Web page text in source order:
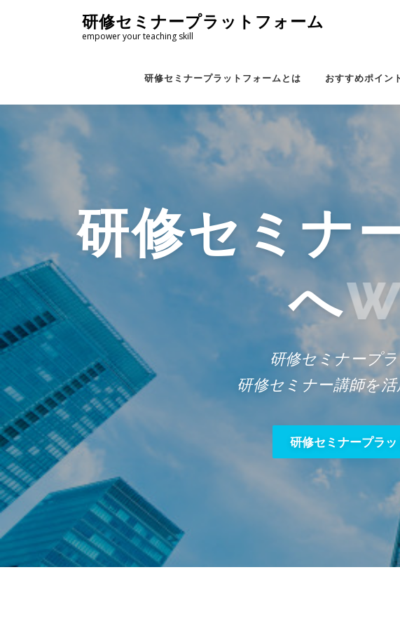
ス
研修セミナープラットフォーム
empower your teaching skill
研修セミナープラットフォームとは おすすめポイン
研修セミナ
へ
研修セミナープ
研修セミナー講師を
研修セミナープラ